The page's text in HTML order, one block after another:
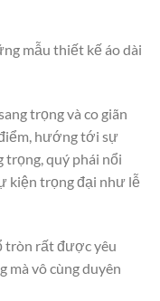
mẫu thiết kế áo dài
trọng và co giãn
hướng tới sự
trọng, quý phái nổi
kiện trọng đại như lễ
tròn rất được yêu
mà vô cùng duyên